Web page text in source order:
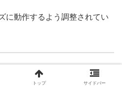
に動作するよう調整されてい
トップ サイドバー